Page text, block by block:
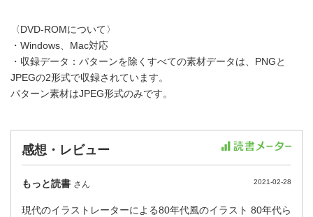
〈DVD-ROMについて〉
・Windows、Mac対応
・収録データ：パターンを除くすべての素材データは、PNGと
JPEGの2形式で収録されています。
パターン素材はJPEG形式のみです。
感想・レビュー
もっと読書 さん 2021-02-28
現代のイラストレーターによる80年代風のイラスト 80年代ら